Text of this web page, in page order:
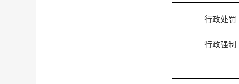
行政处罚
行政强制